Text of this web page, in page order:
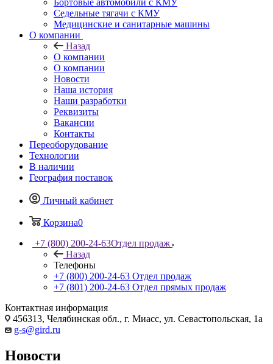
Бортовые автомобили с КМУ
Седельные тягачи с КМУ
Медицинские и санитарные машины
О компании
Назад
О компании
О компании
Новости
Наша история
Наши разработки
Реквизиты
Вакансии
Контакты
Переоборудование
Технологии
В наличии
География поставок
Личный кабинет
Корзина0
+7 (800) 200-24-63Отдел продаж
Назад
Телефоны
+7 (800) 200-24-63 Отдел продаж
+7 (801) 200-24-63 Отдел прямых продаж
Контактная информация
456313, Челябинская обл., г. Миасс, ул. Севастопольская, 1а
g-s@gird.ru
Новости